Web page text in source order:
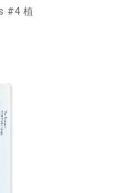
#4 植